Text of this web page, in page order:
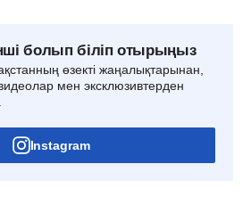
болып біліп отырыңыз
өзекті жаңалықтарынан,
мен эксклюзивтерден
Instagram